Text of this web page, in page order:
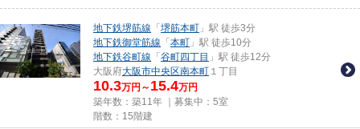
地下鉄堺筋線 「 堺筋本町 」駅 徒歩3分
地下鉄御堂筋線 「 本町 」駅 徒歩10分
地下鉄谷町線 「 谷町四丁目 」駅 徒歩12分
大阪府大阪市中央区南本町 １丁目
10.3万円～ 15.4万円
築年数：築11年 ｜募集中： 5室
階数：15階建